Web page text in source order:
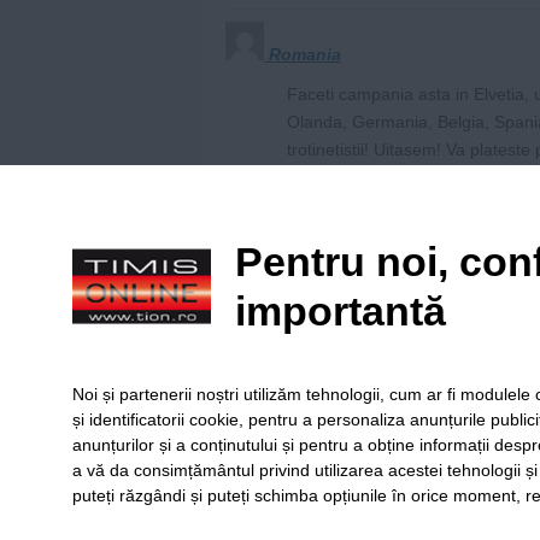
Romania
tepes
aha, si totusi in
Reply
SERVICII
Pentru noi,
importantă
Noi și partenerii noștri utilizăm tehnologii, cum ar fi
și identificatorii cookie, pentru a personaliza anunțurile
anunțurilor și a conținutului și pentru a obține informații
a vă da consimțământul privind utilizarea acestei tehnologii
puteți răzgândi și puteți schimba opțiunile în orice moment,